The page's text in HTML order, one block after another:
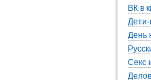
ВК в
Дети-
День
Секс